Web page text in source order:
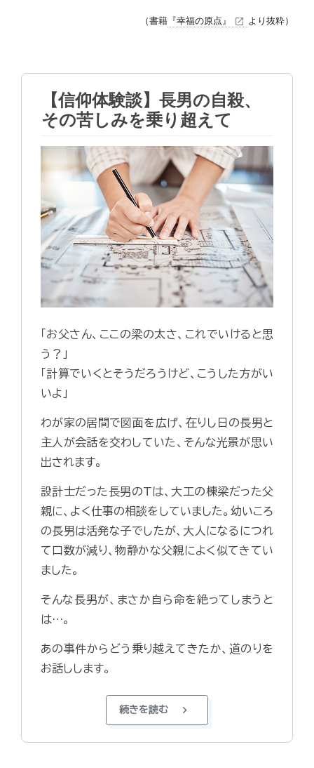
（書籍 『幸福の原点』 open_in_new より抜粋）
【信仰体験談】長男の自殺、
その苦しみを乗り超えて
「お父さん、ここの梁の太さ、これでいけると思
う？」
「計算でいくとそうだろうけど、こうした方がい
いよ」
わが家の居間で図面を広げ、在りし日の長男と
主人が会話を交わしていた、そんな光景が思い
出されます。
設計士だった長男のTは、大工の棟梁だった父
親に、よく仕事の相談をしていました。幼いころ
の長男は活発な子でしたが、大人になるにつれ
て口数が減り、物静かな父親によく似てきてい
ました。
そんな長男が、まさか自ら命を絶ってしまうと
は…。
あの事件からどう乗り越えてきたか、道のりを
お話しします。
続きを読む chevron_right